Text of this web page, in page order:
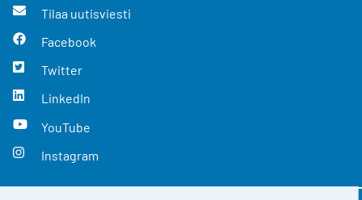
Tilaa uutisviesti
Facebook
Twitter
LinkedIn
YouTube
Instagram